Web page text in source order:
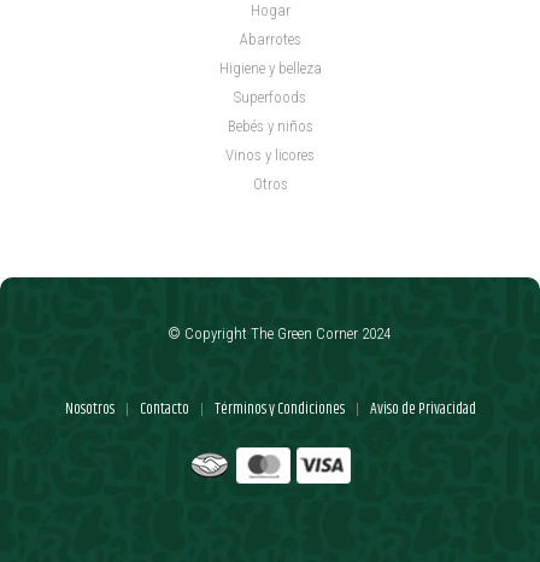
Hogar
Abarrotes
Higiene y belleza
Superfoods
Bebés y niños
Vinos y licores
Otros
Nosotros | Contacto | Términos y Condiciones | Aviso de Privacidad
© Copyright The Green Corner 2024